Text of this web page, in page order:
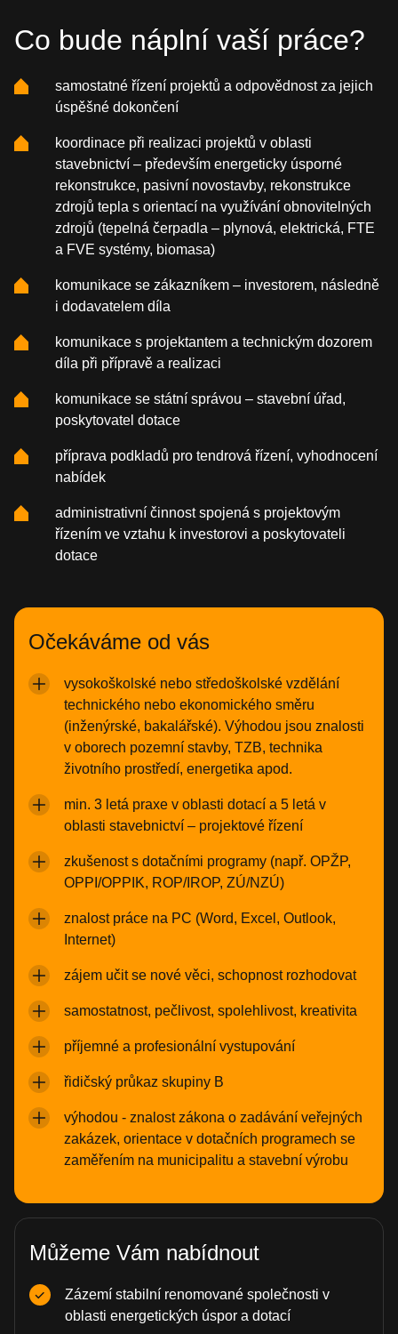
Co bude náplní vaší práce?
samostatné řízení projektů a odpovědnost za jejich
úspěšné dokončení
koordinace při realizaci projektů v oblasti
stavebnictví – především energeticky úsporné
rekonstrukce, pasivní novostavby, rekonstrukce
zdrojů tepla s orientací na využívání obnovitelných
zdrojů (tepelná čerpadla – plynová, elektrická, FTE
a FVE systémy, biomasa)
komunikace se zákazníkem – investorem, následně
i dodavatelem díla
komunikace s projektantem a technickým dozorem
díla při přípravě a realizaci
komunikace se státní správou – stavební úřad,
poskytovatel dotace
příprava podkladů pro tendrová řízení, vyhodnocení
nabídek
administrativní činnost spojená s projektovým
řízením ve vztahu k investorovi a poskytovateli
dotace
Očekáváme od vás
vysokoškolské nebo středoškolské vzdělání
technického nebo ekonomického směru
(inženýrské, bakalářské). Výhodou jsou znalosti
v oborech pozemní stavby, TZB, technika
životního prostředí, energetika apod.
min. 3 letá praxe v oblasti dotací a 5 letá v
oblasti stavebnictví – projektové řízení
zkušenost s dotačními programy (např. OPŽP,
OPPI/OPPIK, ROP/IROP, ZÚ/NZÚ)
znalost práce na PC (Word, Excel, Outlook,
Internet)
zájem učit se nové věci, schopnost rozhodovat
samostatnost, pečlivost, spolehlivost, kreativita
příjemné a profesionální vystupování
řidičský průkaz skupiny B
výhodou - znalost zákona o zadávání veřejných
zakázek, orientace v dotačních programech se
zaměřením na municipalitu a stavební výrobu
Můžeme Vám nabídnout
Zázemí stabilní renomované společnosti v
oblasti energetických úspor a dotací